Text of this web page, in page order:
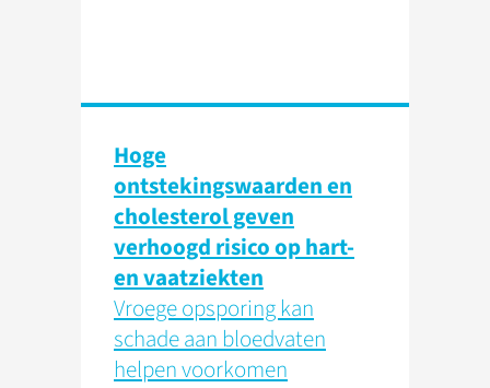
Hoge
ontstekingswaarden en
cholesterol geven
verhoogd risico op hart-
en vaatziekten
Vroege opsporing kan
schade aan bloedvaten
helpen voorkomen